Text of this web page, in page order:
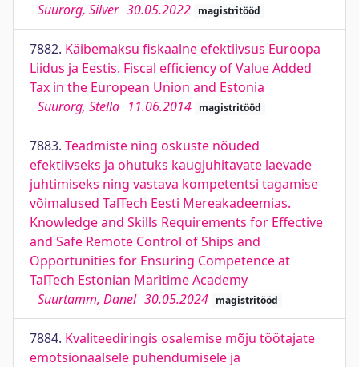
Suurorg, Silver 30.05.2022 magistritööd
7882. Käibemaksu fiskaalne efektiivsus Euroopa
Liidus ja Eestis. Fiscal efficiency of Value Added
Tax in the European Union and Estonia
Suurorg, Stella 11.06.2014 magistritööd
7883. Teadmiste ning oskuste nõuded
efektiivseks ja ohutuks kaugjuhitavate laevade
juhtimiseks ning vastava kompetentsi tagamise
võimalused TalTech Eesti Mereakadeemias.
Knowledge and Skills Requirements for Effective
and Safe Remote Control of Ships and
Opportunities for Ensuring Competence at
TalTech Estonian Maritime Academy
Suurtamm, Danel 30.05.2024 magistritööd
7884. Kvaliteediringis osalemise mõju töötajate
emotsionaalsele pühendumisele ja